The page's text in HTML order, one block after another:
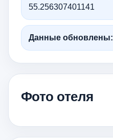
55.256307401141
Данные обновлены:
Фото отеля